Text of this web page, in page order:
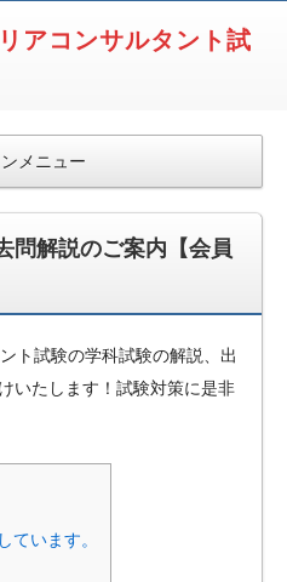
アコンサルタント試
メニュー
問解説のご案内【会員
ト試験の学科試験の解説、出
いたします！試験対策に是非
ています。